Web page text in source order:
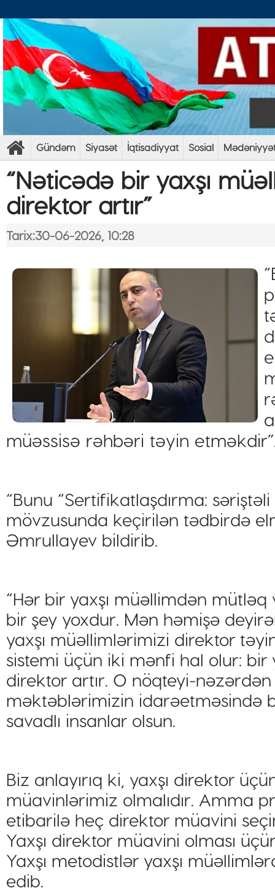
Gündəm Siyasət İqtisadiyyat Sosial
“Nəticədə bir yaxşı
direktor artır”
Tarix:30-06-2026, 10:28
müəssisə rəhbəri təyin
“Bunu “Sertifikatlaşdırma:
mövzusunda keçirilən tədbirdə
Əmrullayev bildirib.
“Hər bir yaxşı müəllimdən mütləq
bir şey yoxdur. Mən həmişə
yaxşı müəllimlərimizi direktor
sistemi üçün iki mənfi hal olur: bir
direktor artır. O nöqteyi-
məktəblərimizin idarəetməsində
savadlı insanlar olsun.
Biz anlayırıq ki, yaxşı direktor
müavinlərimiz olmalıdır. Amma
etibarilə heç direktor müavini
Yaxşı direktor müavini olması
Yaxşı metodistlər yaxşı
edib.